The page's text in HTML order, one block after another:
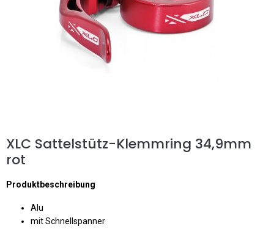
XLC Sattelstütz-Klemmring 34,9mm
rot
Produktbeschreibung
Alu
mit Schnellspanner